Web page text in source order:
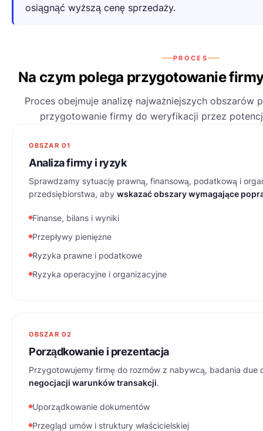
osiągnąć wyższą cenę sprzedaży.
PROCES
Na czym polega przygotowanie
Proces obejmuje analizę najważniejszych obszarów
przygotowanie firmy do weryfikacji przez
OBSZAR 01
Analiza firmy i ryzyk
Sprawdzamy sytuację prawną, finansową, podatkową i
przedsiębiorstwa, aby wskazać obszary wymagające
Finanse, bilans i wyniki
Przepływy pieniężne
Ryzyka prawne i podatkowe
Ryzyka operacyjne i organizacyjne
OBSZAR 02
Porządkowanie i prezentacja
Przygotowujemy firmę do rozmów z nabywcą, badania due
negocjacji warunków transakcji.
Uporządkowanie dokumentów
Przegląd umów i struktury właścicielskiej